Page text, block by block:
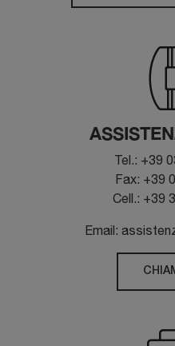
Tel.: +39
Fax: +39
Cell.: +39
Email: